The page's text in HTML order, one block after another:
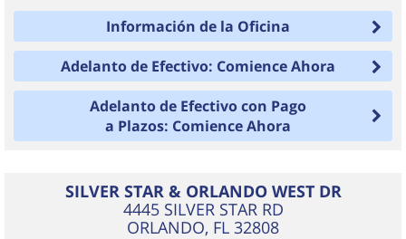
Información de la Oficina
Adelanto de Efectivo: Comience Ahora
Adelanto de Efectivo con Pago
a Plazos: Comience Ahora
SILVER STAR & ORLANDO WEST DR
4445 SILVER STAR RD
ORLANDO, FL 32808